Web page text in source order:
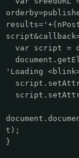
var script =
'Loading
t);
}